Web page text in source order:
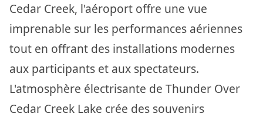
Cedar Creek, l'aéroport offre une vue
imprenable sur les performances aériennes
tout en offrant des installations modernes
aux participants et aux spectateurs.
L'atmosphère électrisante de Thunder Over
Cedar Creek Lake crée des souvenirs